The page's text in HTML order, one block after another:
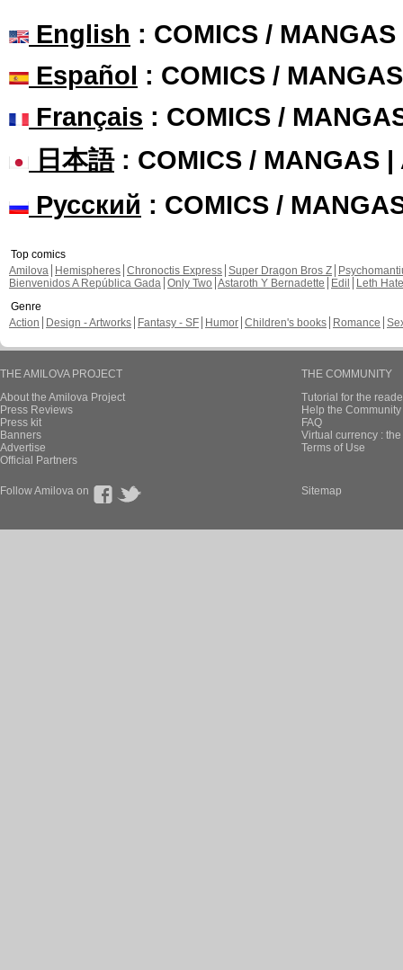
English : COMICS /
Español : COMICS /
Français : COMICS /
日本語: COMICS / MANGAS |
Русский : COMICS /
Top comics
Amilova
Hemispheres Chronoctis Express Super Dragon Bros Z
Bienvenidos A República Gada Only Two Astaroth Y Bernadette Edil
Leth Hate
Genre
Action
Design - Artworks Fantasy - SF Humor Children's books Romance
THE AMILOVA PROJECT
About the Amilova Project
Press Reviews
Press kit
Banners
Advertise
Official Partners
THE COMMUNITY
Tutorial for the
Help the
FAQ
Virtual currency :
Terms of Use
Follow Amilova on Sitemap